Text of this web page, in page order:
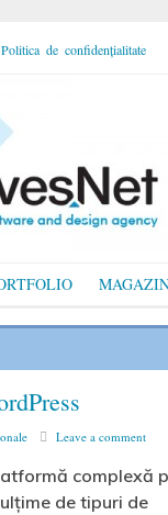
Politica de confidențialitate
Leave a comment
complexă
de tipuri de